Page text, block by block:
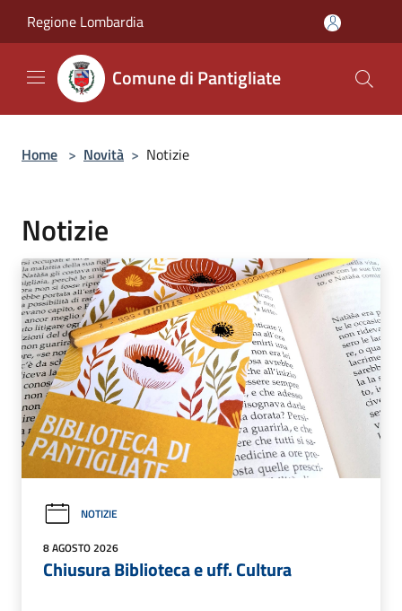
Regione Lombardia
Comune di Pantigliate
Home > Novità > Notizie
Notizie
NOTIZIE
8 AGOSTO 2026
Chiusura Biblioteca e uff. Cultura